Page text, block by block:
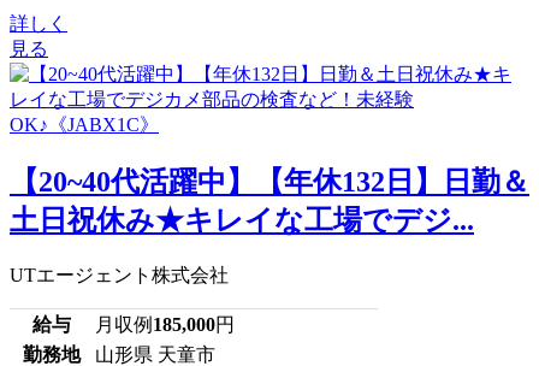
詳しく
見る
【20~40代活躍中】【年休132日】日勤＆
土日祝休み★キレイな工場でデジ...
UTエージェント株式会社
給与 月収例 185,000円
勤務地
山形県 天童市